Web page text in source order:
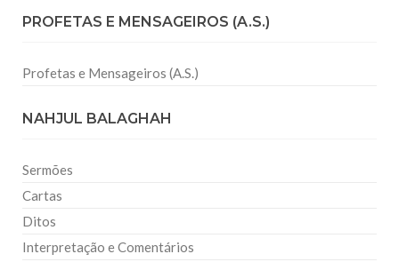
PROFETAS E MENSAGEIROS (A.S.)
Profetas e Mensageiros (A.S.)
NAHJUL BALAGHAH
Sermões
Cartas
Ditos
Interpretação e Comentários